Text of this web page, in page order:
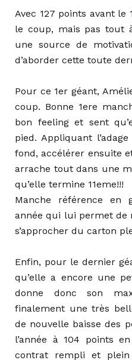
Avec 127 points avant le
le coup, mais pas tout
une source de
d’aborder cette toute
Pour ce 1er géant,
coup. Bonne 1ere
bon feeling et sent
pied. Appliquant
fond, accélérer ensuite
arrache tout dans une
qu’elle termine 11eme!!!
Manche référence en
année qui lui permet de
s’approcher du carton
Enfin, pour le dernier
qu’elle a encore une
donne donc son
finalement une très
de nouvelle baisse des
l’année à 104 points
contrat rempli et